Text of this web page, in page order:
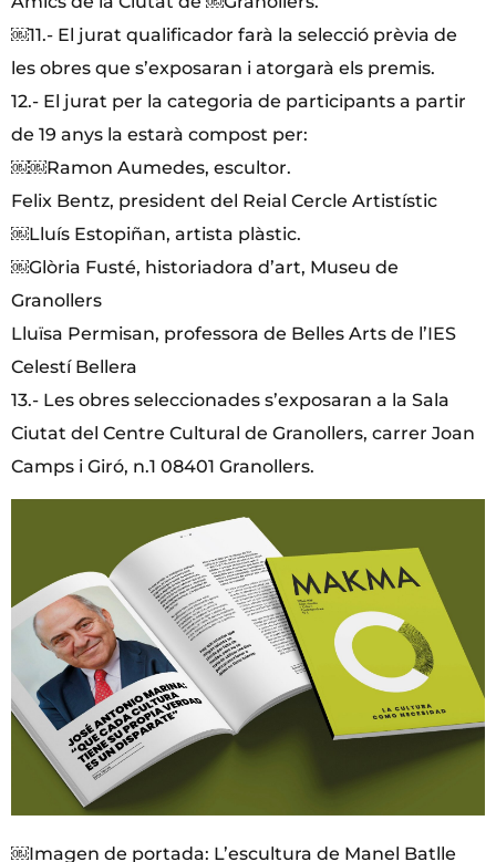
￼11.- El jurat qualificador farà la selecció prèvia de
les obres que s’exposaran i atorgarà els premis.
12.- El jurat per la categoria de participants a partir
de 19 anys la estarà compost per:
￼￼Ramon Aumedes, escultor.
Felix Bentz, president del Reial Cercle Artistístic
￼Lluís Estopiñan, artista plàstic.
￼Glòria Fusté, historiadora d’art, Museu de
Granollers
Lluïsa Permisan, professora de Belles Arts de l’IES
Celestí Bellera
13.- Les obres seleccionades s’exposaran a la Sala
Ciutat del Centre Cultural de Granollers, carrer Joan
Camps i Giró, n.1 08401 Granollers.
￼Imagen de portada: L’escultura de Manel Batlle